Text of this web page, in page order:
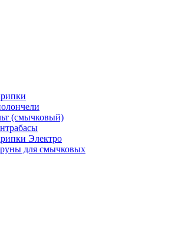
(смычковый)
Электро
для смычковых